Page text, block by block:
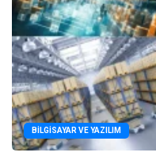
BILGISAYAR VE YAZILIM